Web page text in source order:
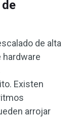
de alta
hardware
Existen
arrojar